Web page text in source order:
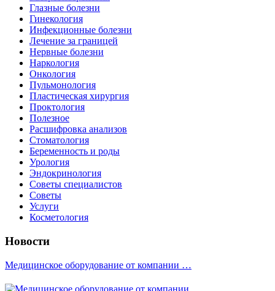
Глазные болезни
Гинекология
Инфекционные болезни
Лечение за границей
Нервные болезни
Наркология
Онкология
Пульмонология
Пластическая хирургия
Проктология
Полезное
Расшифровка анализов
Стоматология
Беременность и роды
Урология
Эндокринология
Советы специалистов
Советы
Услуги
Косметология
Новости
Медицинское оборудование от компании …